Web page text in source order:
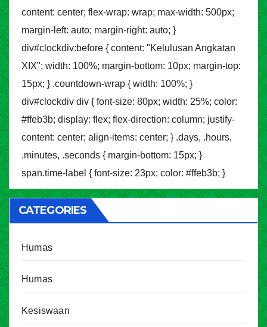
content: center; flex-wrap: wrap; max-width: 500px;
margin-left: auto; margin-right: auto; }
div#clockdiv:before { content: "Kelulusan Angkatan
XIX"; width: 100%; margin-bottom: 10px; margin-top:
15px; } .countdown-wrap { width: 100%; }
div#clockdiv div { font-size: 80px; width: 25%; color:
#ffeb3b; display: flex; flex-direction: column; justify-
content: center; align-items: center; } .days, .hours,
.minutes, .seconds { margin-bottom: 15px; }
span.time-label { font-size: 23px; color: #ffeb3b; }
CATEGORIES
Humas
Humas
Kesiswaan